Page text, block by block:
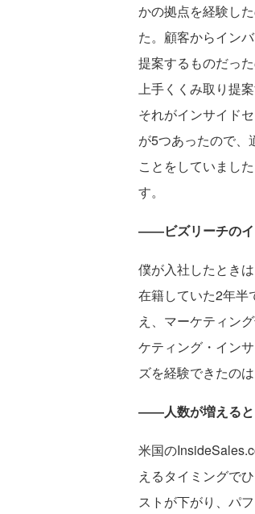
かの拠点を経験し
た。顧客からイン
提案するものだっ
上手くくみ取り提
それがインサイド
が5つあったので、
ことをしていまし
す。
――ビズリーチのイ
僕が入社したとき
在籍していた2年半
え、マーケティン
ケティング・イン
ズを経験できたのは
――人数が増えると
米国の
えるタイミングで
ストが下がり、パ